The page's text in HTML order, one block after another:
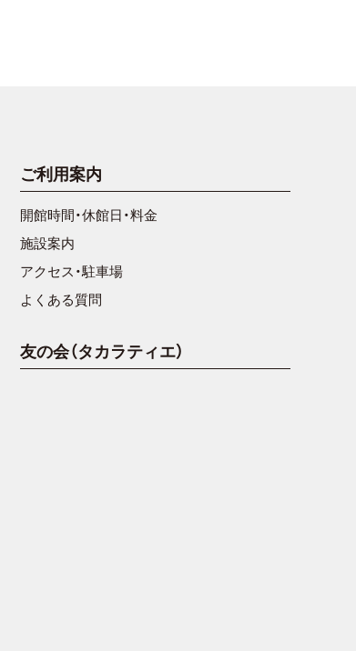
ご利用案内
開館時間・休館日・料金
施設案内
アクセス・駐車場
よくある質問
友の会（タカラティエ）